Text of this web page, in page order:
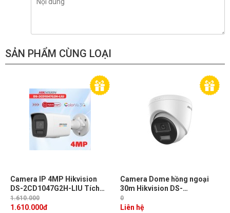
SẢN PHẨM CÙNG LOẠI
Camera IP 4MP Hikvision
DS-2CD1047G2H-LIU Tích
hợp Mic, Ánh sáng trắng & IR
30m, ColorVu ghi hình có
1.610.000
1.610.000đ
Camera Dome hồng ngoại
30m Hikvision DS-
2CD1343G2-LIUF/SL 4MP,
WDR 120dB, đàm thoại 2
0
Liên hệ